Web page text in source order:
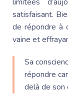
satisfaisant.
de répondre à
vaine et
Sa
répondre
delà de son